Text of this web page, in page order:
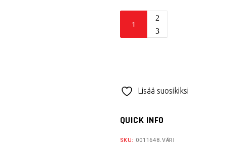
takalokasuoja
Lisää suosikiksi
QUICK INFO
SKU: 0011648.VÄRI